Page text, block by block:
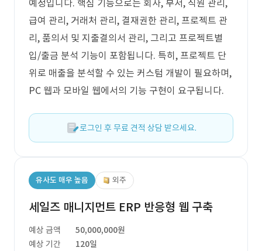
예정입니다. 핵심 기능으로는 회사, 부서, 직원 관리,
급여 관리, 거래처 관리, 결재권한 관리, 프로젝트 관
리, 품의서 및 지출결의서 관리, 그리고 프로젝트별
입/출금 분석 기능이 포함됩니다. 특히, 프로젝트 단
위로 매출을 분석할 수 있는 커스텀 개발이 필요하며,
PC 웹과 모바일 웹에서의 기능 구현이 요구됩니다.
로그인 후 무료 견적 상담 받으세요.
유사도 매우 높음 외주
세일즈 매니지먼트 ERP 반응형 웹 구축
예상 금액
50,000,000원
예상 기간
120일